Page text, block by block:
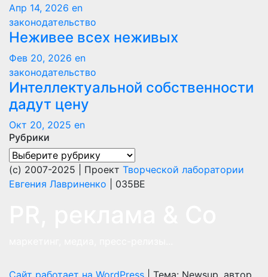
Апр 14, 2026 en
законодательство
Неживее всех неживых
Фев 20, 2026 en
законодательство
Интеллектуальной собственности
дадут цену
Окт 20, 2025 en
Рубрики
Рубрики
(с) 2007-2025 | Проект Творческой лаборатории
Евгения Лавриненко | 035BE
Сайт работает на WordPress Тема: Newsup, автор